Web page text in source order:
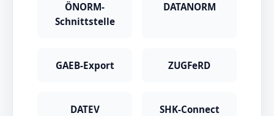
ÖNORM-
Schnittstelle
DATANORM
GAEB-Export ZUGFeRD
DATEV SHK-Connect